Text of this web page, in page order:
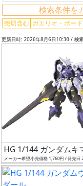
検索条件を
売切含む ガエリオ・ボー
フ
索
グ
レ
更新日時: 2026年8月6日10:30 / 検
HG 1/144 ガンダムキ
メーカー希望小売価格 1,760円 / 発売日